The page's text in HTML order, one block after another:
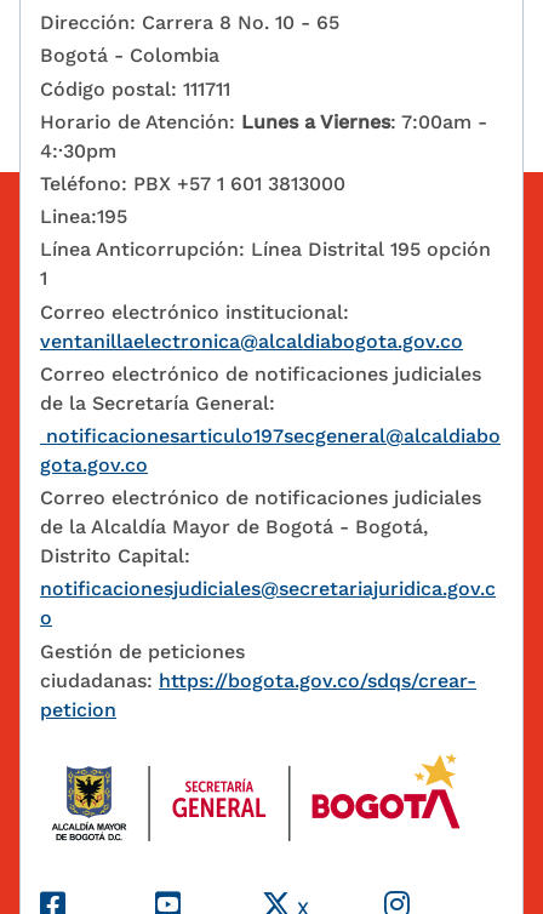
Dirección: Carrera 8 No. 10 - 65
Bogotá - Colombia
Código postal: 111711
Horario de Atención: Lunes a Viernes: 7:00am -
4:·30pm
Teléfono: PBX +57 1 601 3813000
Linea:195
Línea Anticorrupción: Línea Distrital 195 opción
1
Correo electrónico institucional:
ventanillaelectronica@alcaldiabogota.gov.co
Correo electrónico de notificaciones judiciales
de la Secretaría General:
notificacionesarticulo197secgeneral@alcaldiabo
gota.gov.co
Correo electrónico de notificaciones judiciales
de la Alcaldía Mayor de Bogotá - Bogotá,
Distrito Capital:
notificacionesjudiciales@secretariajuridica.gov.c
o
Gestión de peticiones
ciudadanas: https://bogota.gov.co/sdqs/crear-
peticion
Redes Sociales X